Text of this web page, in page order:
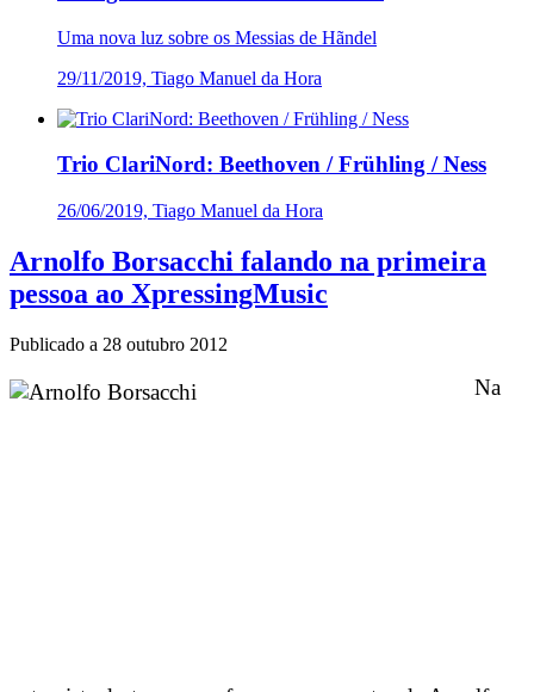
Uma nova luz sobre os Messias de Hãndel
29/11/2019, Tiago Manuel da Hora
Trio ClariNord: Beethoven / Frühling / Ness
26/06/2019, Tiago Manuel da Hora
Arnolfo Borsacchi falando na primeira
pessoa ao XpressingMusic
Publicado a 28 outubro 2012
Na